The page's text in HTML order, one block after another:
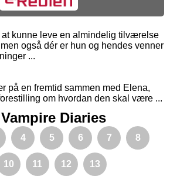
kunne leve en almindelig tilværelse
også dér er hun og hendes venner
...
på en fremtid sammen med Elena,
om hvordan den skal være ...
Diaries
4 5 6 7 8
10 11 12 13